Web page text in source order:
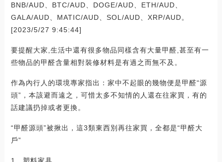
BNB/AUD、BTC/AUD、DOGE/AUD、ETH/AUD、
GALA/AUD、MATIC/AUD、SOL/AUD、XRP/AUD。
[2023/5/27 9:45:44]
要提醒大家,生活中還有很多物品同樣含有大量甲醛,甚至有一
些物品的甲醛含量相對裝修材料是有過之而無不及。
作為內行人的環境專家指出：家中不起眼的幾物便是甲醛“源
頭”，本該避而遠之，可惜太多不知情的人還在往家買，有的
話建議扔掉或者更換。
“甲醛源頭”被揪出，這3類東西別再往家買，全都是“甲醛大
戶”